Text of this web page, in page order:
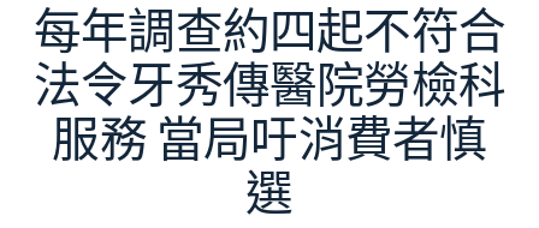
每年調查約四起不符合
法令牙秀傳醫院勞檢科
服務 當局吁消費者慎
選